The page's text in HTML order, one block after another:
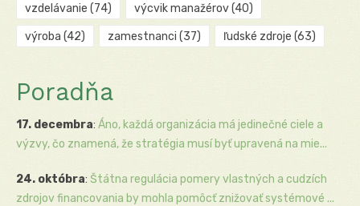
vzdelávanie (74) výcvik manažérov(40)
výroba (42) zamestnanci (37) ľudské zdroje (63)
Poradňa
17. decembra: Áno, každá organizácia má jedinečné ciele a
výzvy, čo znamená, že stratégia musí byť upravená na mie...
24. októbra: Štátna regulácia pomery vlastných a cudzích
zdrojov financovania by mohla pomôcť znižovať systémové ...